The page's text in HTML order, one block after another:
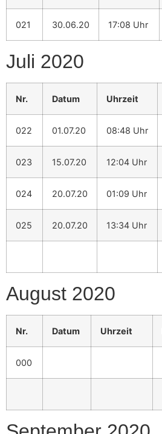
021 30.06.20 17:08 Uhr
Juli 2020
Nr. Datum Uhrzeit
022 01.07.20 08:48 Uhr
023 15.07.20 12:04 Uhr
024 20.07.20 01:09 Uhr
025 20.07.20 13:34 Uhr
August 2020
Nr. Datum Uhrzeit
000